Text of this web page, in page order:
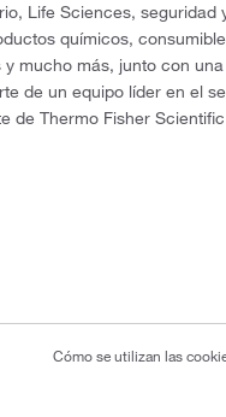
Life Sciences, seguridad
químicos,
mucho más, junto con
de un equipo líder en el
de Thermo Fisher
Cómo se utilizan las